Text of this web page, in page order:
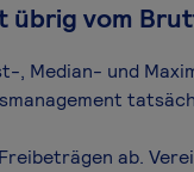
übrig vom
Median- und
ab.